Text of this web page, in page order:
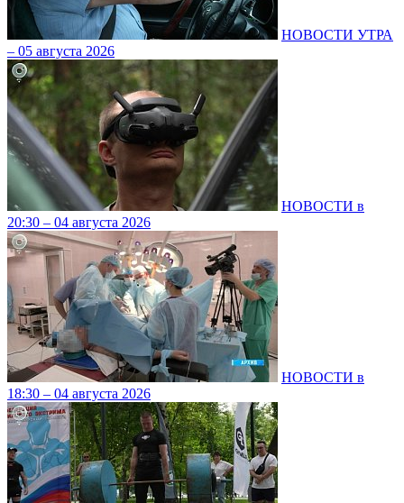
НОВОСТИ УТРА
– 05 августа 2026
НОВОСТИ в
20:30 – 04 августа 2026
НОВОСТИ в
18:30 – 04 августа 2026